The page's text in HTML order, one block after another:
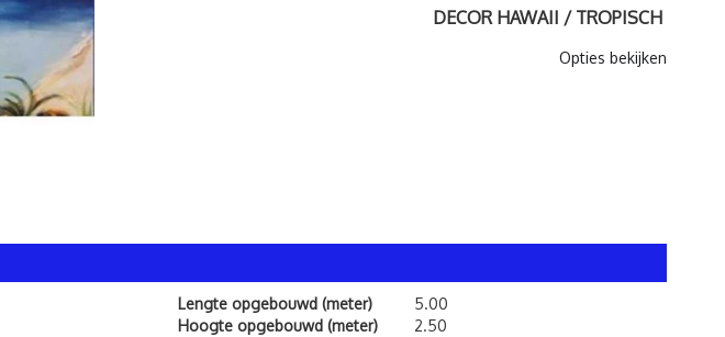
DECOR HAWAII / TROPISCH
Opties bekijken
Lengte opgebouwd (meter)
5.00
Hoogte opgebouwd (meter)
2.50